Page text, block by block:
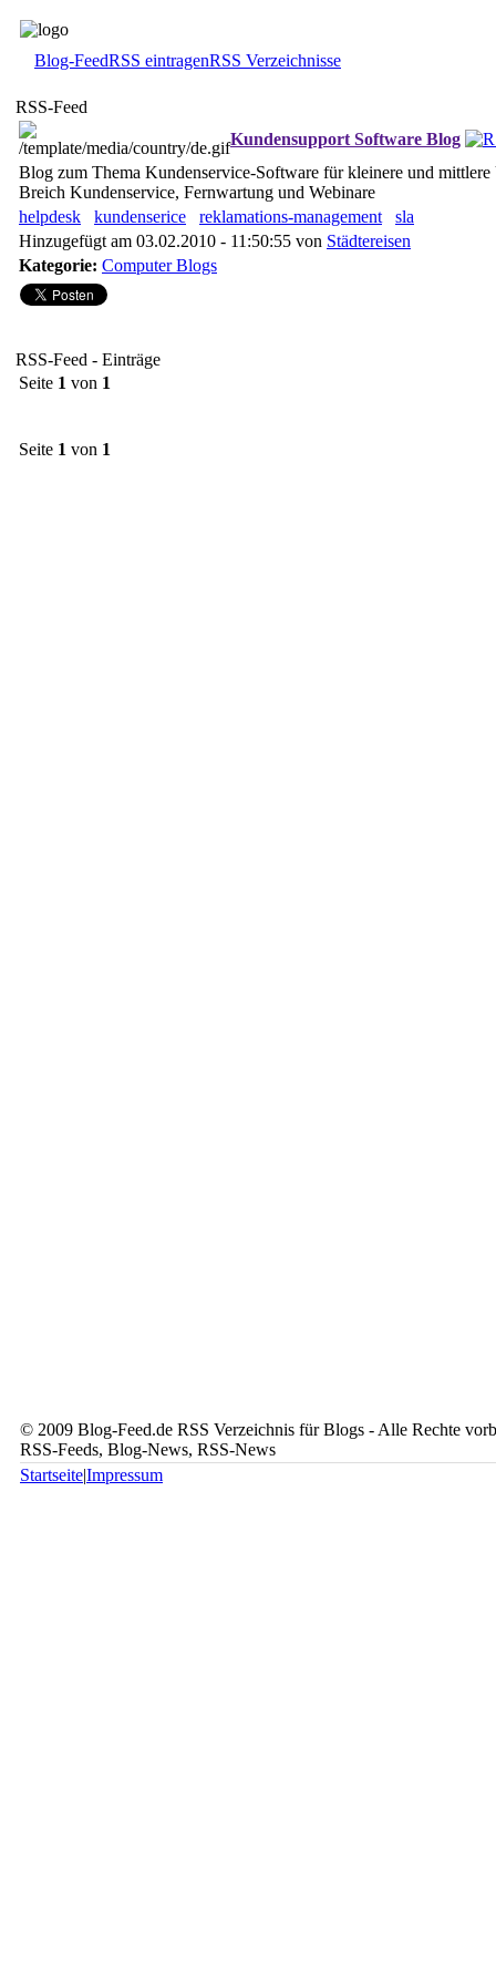
Blog-FeedRSS eintragenRSS Verzeichnisse
RSS-Feed
Kundensupport Software Blog
Blog zum Thema Kundenservice-Software für kleinere und
Breich Kundenservice, Fernwartung und Webinare
helpdesk
kundenserice reklamations-management
sla
Hinzugefügt am 03.02.2010 - 11:50:55 von Städtereisen
Kategorie: Computer Blogs
RSS-Feed - Einträge
Seite 1 von 1
Seite 1 von 1
© 2009 Blog-Feed.de RSS Verzeichnis für Blogs - Alle Rechte
RSS-Feeds, Blog-News, RSS-News
Startseite|Impressum